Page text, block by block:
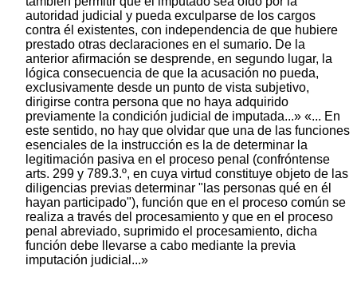
autoridad judicial y pueda exculparse de los cargos
contra él existentes, con independencia de que hubiere
prestado otras declaraciones en el sumario. De la
anterior afirmación se desprende, en segundo lugar, la
lógica consecuencia de que la acusación no pueda,
exclusivamente desde un punto de vista subjetivo,
dirigirse contra persona que no haya adquirido
previamente la condición judicial de imputada...» «... En
este sentido, no hay que olvidar que una de las funciones
esenciales de la instrucción es la de determinar la
legitimación pasiva en el proceso penal (confróntense
arts. 299 y 789.3.º, en cuya virtud constituye objeto de las
diligencias previas determinar "las personas qué en él
hayan participado"), función que en el proceso común se
realiza a través del procesamiento y que en el proceso
penal abreviado, suprimido el procesamiento, dicha
función debe llevarse a cabo mediante la previa
imputación judicial...»